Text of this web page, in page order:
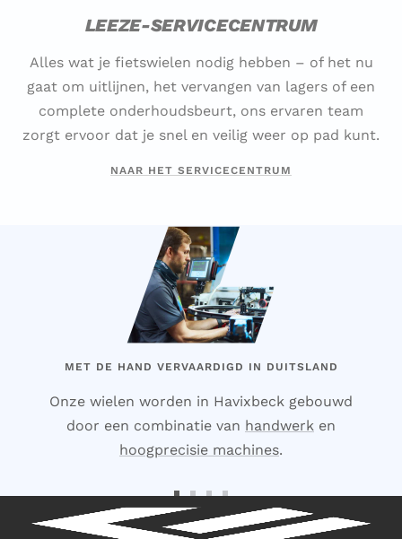
LEEZE-SERVICECENTRUM
Alles wat je fietswielen nodig hebben – of het nu
gaat om uitlijnen, het vervangen van lagers of een
complete onderhoudsbeurt, ons ervaren team
zorgt ervoor dat je snel en veilig weer op pad kunt.
NAAR HET SERVICECENTRUM
MET DE HAND VERVAARDIGD IN DUITSLAND
Onze wielen worden in Havixbeck gebouwd
door een combinatie van handwerk en
hoogprecisie machines.
Ga
naar
Ga
naarnaarnaar